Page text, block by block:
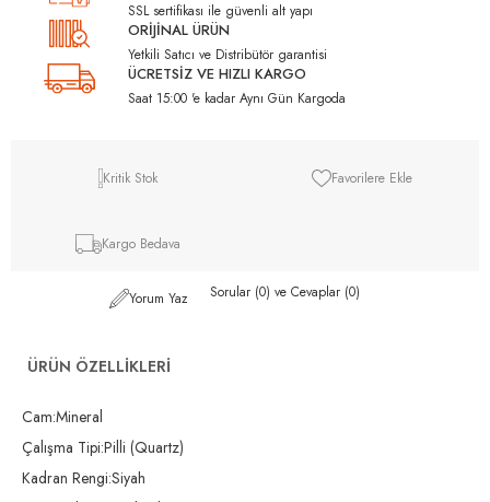
SSL sertifikası ile güvenli alt yapı
ORİJİNAL ÜRÜN
Yetkili Satıcı ve Distribütör garantisi
ÜCRETSİZ VE HIZLI KARGO
Saat 15:00 'e kadar Aynı Gün Kargoda
Kritik Stok Favorilere Ekle
Kargo Bedava
Yorum Yaz Sorular (0) ve Cevaplar (0)
ÜRÜN ÖZELLIKLERI
Cam:Mineral
Çalışma Tipi:Pilli (Quartz)
Kadran Rengi:Siyah